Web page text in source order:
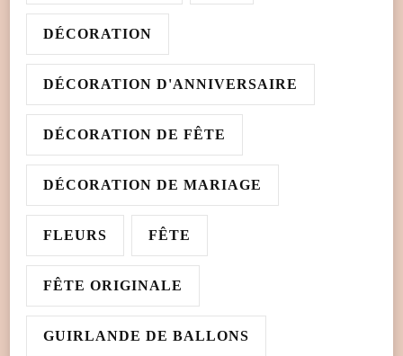
DÉCORATION
DÉCORATION D'ANNIVERSAIRE
DÉCORATION DE FÊTE
DÉCORATION DE MARIAGE
FLEURS FÊTE
FÊTE ORIGINALE
GUIRLANDE DE BALLONS